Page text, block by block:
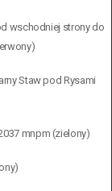
wschodniej strony do
Staw pod Rysami
mnpm (zielony)